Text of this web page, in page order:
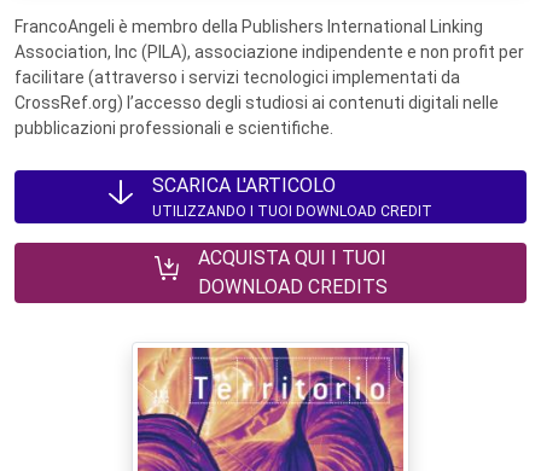
FrancoAngeli è membro della Publishers International Linking
Association, Inc (PILA), associazione indipendente e non profit per
facilitare (attraverso i servizi tecnologici implementati da
CrossRef.org) l’accesso degli studiosi ai contenuti digitali nelle
pubblicazioni professionali e scientifiche.
SCARICA L'ARTICOLO
UTILIZZANDO I TUOI DOWNLOAD CREDIT
ACQUISTA QUI I TUOI
DOWNLOAD CREDITS